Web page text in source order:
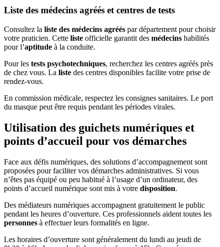
Liste des médecins agréés et centres de tests
Consultez la liste des médecins agréés par département pour choisir
votre praticien. Cette liste officielle garantit des médecins habilités
pour l’aptitude à la conduite.
Pour les tests psychotechniques, recherchez les centres agréés près
de chez vous. La liste des centres disponibles facilite votre prise de
rendez-vous.
En commission médicale, respectez les consignes sanitaires. Le port
du masque peut être requis pendant les périodes virales.
Utilisation des guichets numériques et
points d’accueil pour vos démarches
Face aux défis numériques, des solutions d’accompagnement sont
proposées pour faciliter vos démarches administratives. Si vous
n’êtes pas équipé ou peu habitué à l’usage d’un ordinateur, des
points d’accueil numérique sont mis à votre disposition.
Des médiateurs numériques accompagnent gratuitement le public
pendant les heures d’ouverture. Ces professionnels aident toutes les
personnes à effectuer leurs formalités en ligne.
Les horaires d’ouverture sont généralement du lundi au jeudi de